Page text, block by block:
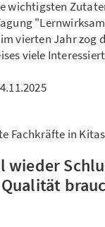
wichtigsten
vierten Jahr zog
viele
Fachkräfte in Kitas
wieder